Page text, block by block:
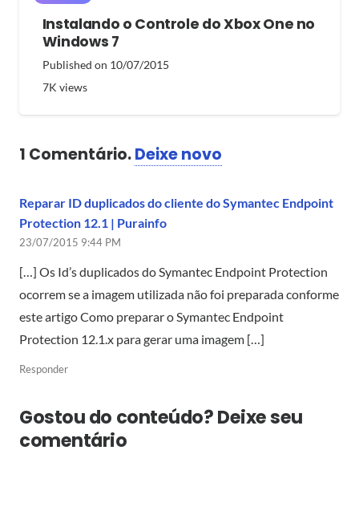
Instalando o Controle do Xbox One no
Windows 7
Published on 10/07/2015
7K views
1 Comentário.Deixe novo
Reparar ID duplicados do cliente do Symantec Endpoint
Protection 12.1 | Purainfo
23/07/2015 9:44 PM
[…] Os Id’s duplicados do Symantec Endpoint Protection
ocorrem se a imagem utilizada não foi preparada conforme
este artigo Como preparar o Symantec Endpoint
Protection 12.1.x para gerar uma imagem […]
Responder
Gostou do conteúdo? Deixe seu
comentário